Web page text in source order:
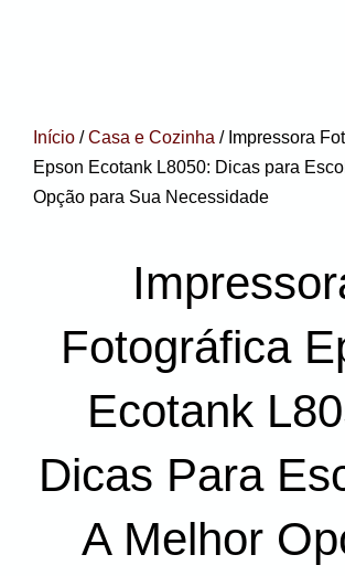
Início /Casa e Cozinha / Impressora
Epson Ecotank L8050: Dicas para
Opção para Sua Necessidade
Fotográfica
Ecotank
Dicas Para
A Melhor